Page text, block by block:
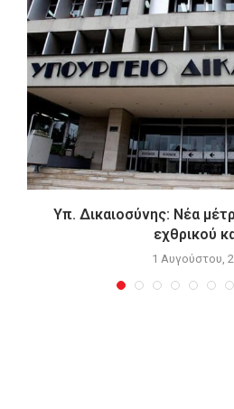
Υπ. Δικαιοσύνης: Νέα
εχθρικού
1 Αυγούστου,